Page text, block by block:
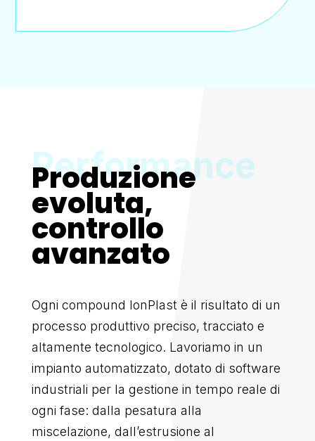
Produzione
evoluta,
controllo
avanzato
Ogni compound IonPlast è il risultato di un
processo produttivo preciso, tracciato e
altamente tecnologico. Lavoriamo in un
impianto automatizzato, dotato di software
industriali per la gestione in tempo reale di
ogni fase: dalla pesatura alla
miscelazione, dall’estrusione al